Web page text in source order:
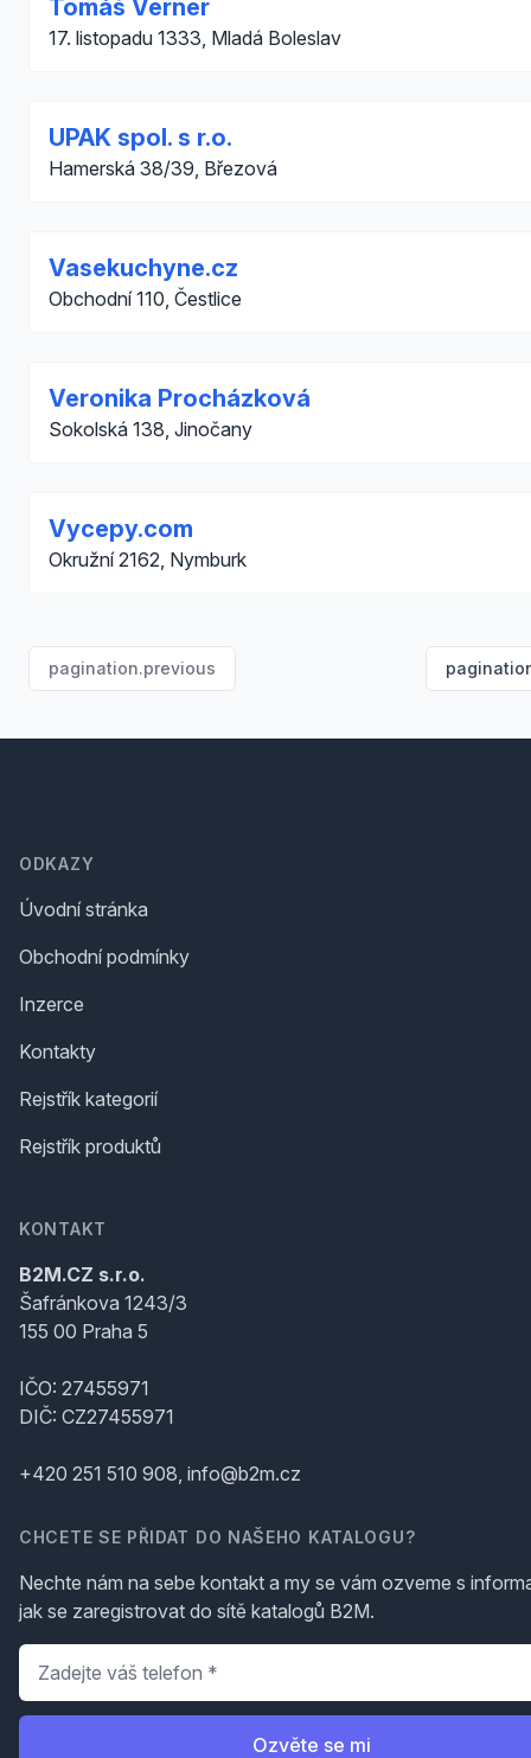
Tomáš Verner
17. listopadu 1333, Mladá Boleslav
UPAK spol. s r.o.
Hamerská 38/39, Březová
Vasekuchyne.cz
Obchodní 110, Čestlice
Veronika Procházková
Sokolská 138, Jinočany
Vycepy.com
Okružní 2162, Nymburk
pagination.previous
ODKAZY
Úvodní stránka
Obchodní podmínky
Inzerce
Kontakty
Rejstřík kategorií
Rejstřík produktů
KONTAKT
B2M.CZ s.r.o.
Šafránkova 1243/3
155 00 Praha 5
IČO: 27455971
DIČ: CZ27455971
+420 251 510 908, info@b2m.cz
CHCETE SE PŘIDAT DO NAŠEHO KATALOGU?
Nechte nám na sebe kontakt a my se vám ozveme s
jak se zaregistrovat do sítě katalogů B2M.
Telefon
Ozvěte se mi